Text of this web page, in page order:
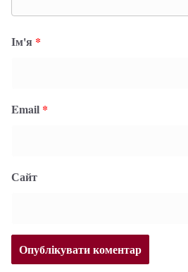
Ім'я *
Email *
Сайт